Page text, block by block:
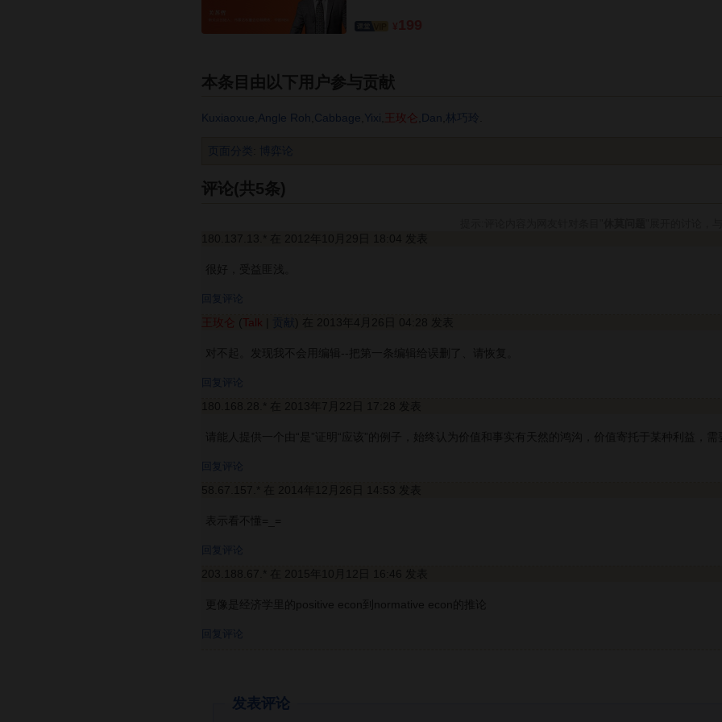
本条目由以下用户参与贡献
Kuxiaoxue Angle Roh Cabbage Yixi 王玫仑 Dan 林巧玲
页面分类 博弈论
评论(共5条)
回复评论
王玫仑 Talk 贡献
对不起。发现我不会用编辑--把第一条编辑给误删了、请恢复。
回复评论
请能人提供一个由“是”证明“应该”的例子，始终认为价值和事实有天然的鸿沟，价值寄托于某种利益，
回复评论
表示看不懂=_=
回复评论
更像是经济学里的positive econ到normative econ的推论
回复评论
发表评论